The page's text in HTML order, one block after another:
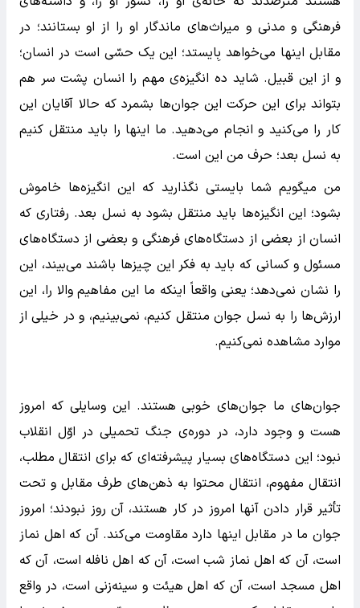
فرهنگی و مدنی و میراث‌های ماندگار او را از او بستانند؛ در
مقابل اینها می‌خواهد بِایستد؛ این یک حسّی است در انسان؛
و از این قبیل. شاید ده انگیزه‌ی مهم را انسان پشت سر هم
بتواند برای این حرکت این جوان‌ها بشمرد که حالا آقایان این
کار را می‌کنید و انجام می‌دهید. ما اینها را باید منتقل کنیم
به نسل بعد؛ حرف من این است.
من میگویم شما بایستی نگذارید که این انگیزه‌ها خاموش
بشود؛ این انگیزه‌ها باید منتقل بشود به نسل بعد. رفتاری که
انسان از بعضی از دستگاه‌های فرهنگی و بعضی از دستگاه‌های
مسئول و کسانی که باید به فکر این چیزها باشند می‌بیند، این
را نشان نمی‌دهد؛ یعنی واقعاً اینکه ما این مفاهیم والا را، این
ارزش‌ها را به نسل جوان منتقل کنیم، نمی‌بینیم، و در خیلی از
موارد مشاهده نمی‌کنیم.
جوان‌های ما جوان‌های خوبی هستند. این وسایلی که امروز
هست و وجود دارد، در دوره‌ی جنگ تحمیلی در اوّل انقلاب
نبود؛ این دستگاه‌های بسیار پیشرفته‌ای که برای انتقال مطلب،
انتقال مفهوم، انتقال محتوا به ذهن‌های طرف مقابل و تحت
تأثیر قرار دادن آنها امروز در کار هستند، آن روز نبودند؛ امروز
جوان ما در مقابل اینها دارد مقاومت می‌کند. آن که اهل نماز
است، آن که اهل نماز شب است، آن که اهل نافله است، آن که
اهل مسجد است، آن که اهل هیئت و سینه‌زنی است، در واقع